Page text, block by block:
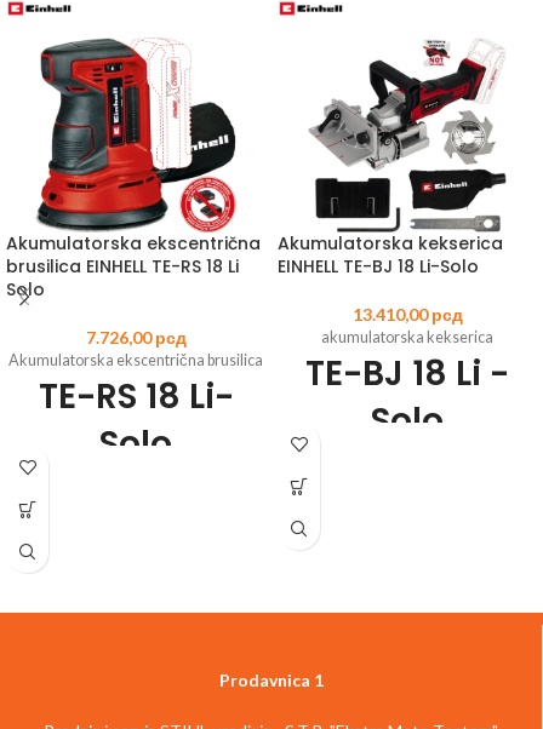
Akumulatorska ekscentrična
brusilica EINHELL TE-RS 18 Li
Solo
7.726,00рсд
Akumulatorska ekscentrična brusilica
TE-RS 18 Li-
Solo
artikla:
Elektronska promena brzine u
Najfinija završna obrada i visoka
Siguran i udoban rad zahvaljujući
Akumulatorska kekserica
EINHELL TE-BJ 18 Li-Solo
13.410,00рсд
akumulatorska kekserica
TE-BJ 18 Li -
Solo
artikla:
Akumulatorsko sečenje – fleksibilna,
Neograničeno podešavanje visine
Pogodna za standardne veličine
Prodavnica 1